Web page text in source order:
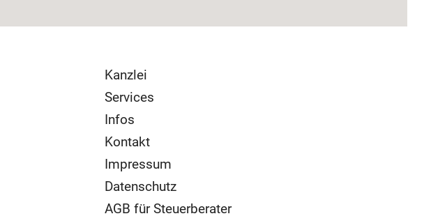
Kanzlei
Services
Infos
Kontakt
Impressum
Datenschutz
AGB für Steuerberater